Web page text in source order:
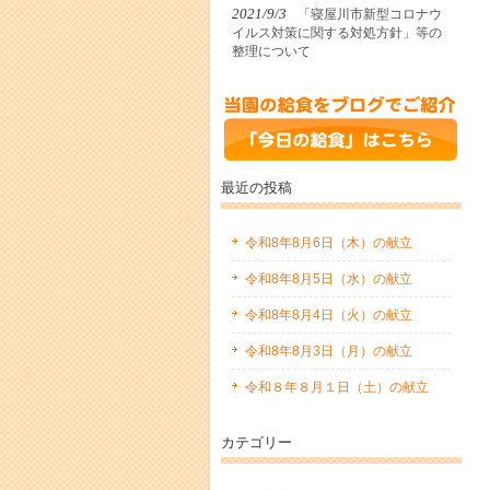
2021/9/3
「寝屋川市新型コロナウ
イルス対策に関する対処方針」等の
整理について
最近の投稿
令和8年8月6日（木）の献立
令和8年8月5日（水）の献立
令和8年8月4日（火）の献立
令和8年8月3日（月）の献立
令和８年８月１日（土）の献立
カテゴリー